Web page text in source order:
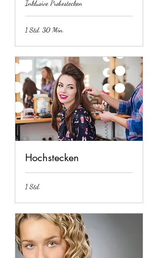
Inklusive Probestecken
1 Std. 30 Min.
Hochstecken
1 Std.